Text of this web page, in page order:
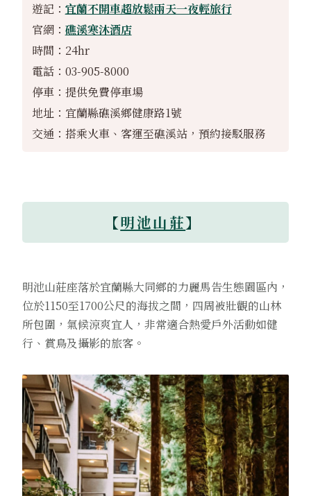
遊記： 宜蘭不開車超放鬆兩天一夜輕旅行
官網： 礁溪寒沐酒店
時間：24hr
電話：03-905-8000
停車：提供免費停車場
地址：宜蘭縣礁溪鄉健康路1號
交通：搭乘火車、客運至礁溪站，預約接駁服務
【明池山莊】
明池山莊座落於宜蘭縣大同鄉的力麗馬告生態園區內，
位於1150至1700公尺的海拔之間，四周被壯觀的山林
所包圍，氣候涼爽宜人，非常適合熱愛戶外活動如健
行、賞鳥及攝影的旅客。